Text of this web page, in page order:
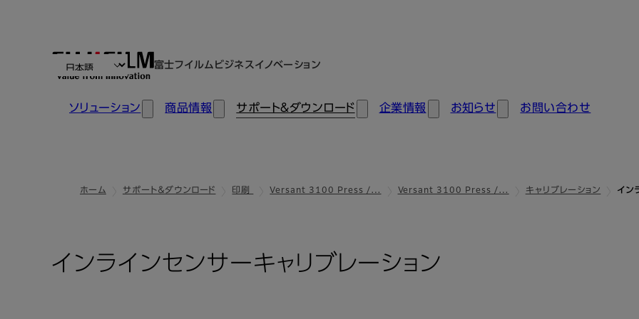
富士フイルムビジネスイノベーション
ソリューション 商品情報 サポート＆ダウンロード 企業情報 お知らせ お問い合わせ
ホーム サポート＆ダウンロード 印刷 Versant 3100 Press /… Versant 3100 Press /… キャリブレーション イン
インラインセンサーキャリブレーション